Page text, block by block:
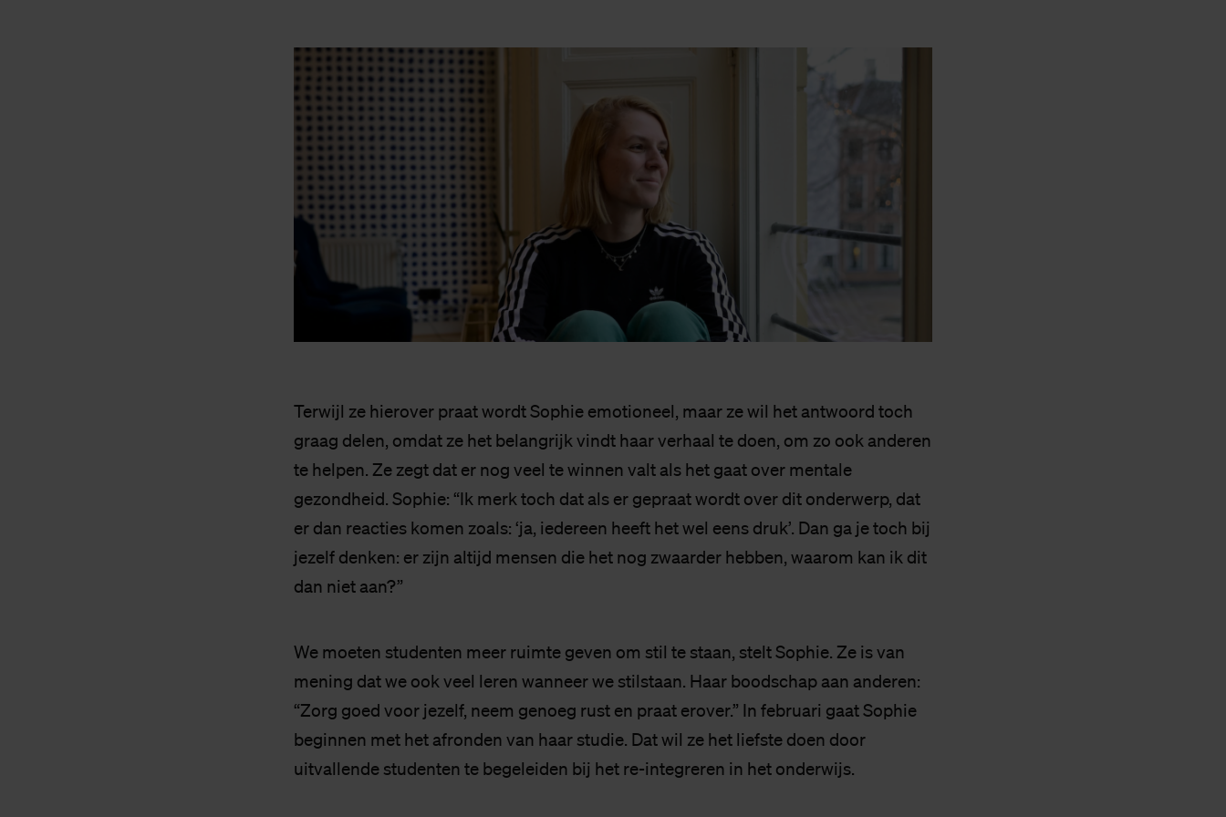
Terwijl ze hierover praat wordt Sophie emotioneel, maar ze wil het antwoord toch
graag delen, omdat ze het belangrijk vindt haar verhaal te doen, om zo ook anderen
te helpen. Ze zegt dat er nog veel te winnen valt als het gaat over mentale
gezondheid. Sophie: “Ik merk toch dat als er gepraat wordt over dit onderwerp, dat
er dan reacties komen zoals: ‘ja, iedereen heeft het wel eens druk’. Dan ga je toch bij
jezelf denken: er zijn altijd mensen die het nog zwaarder hebben, waarom kan ik dit
dan niet aan?”
We moeten studenten meer ruimte geven om stil te staan, stelt Sophie. Ze is van
mening dat we ook veel leren wanneer we stilstaan. Haar boodschap aan anderen:
“Zorg goed voor jezelf, neem genoeg rust en praat erover.” In februari gaat Sophie
beginnen met het afronden van haar studie. Dat wil ze het liefste doen door
uitvallende studenten te begeleiden bij het re-integreren in het onderwijs.